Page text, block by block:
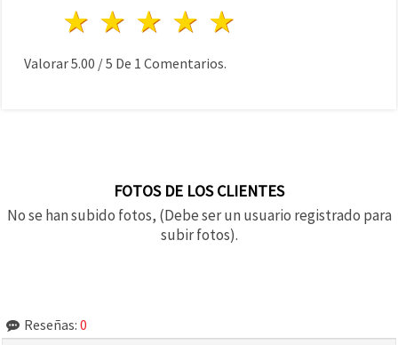
4 estrellas
3 estrellas
2 estrellas
1 estrella
Valorar5.00 /5 De 1 Comentarios.
FOTOS DE LOS CLIENTES
No se han subido fotos, (Debe ser un usuario registrado para
subir fotos).
Reseñas: 0